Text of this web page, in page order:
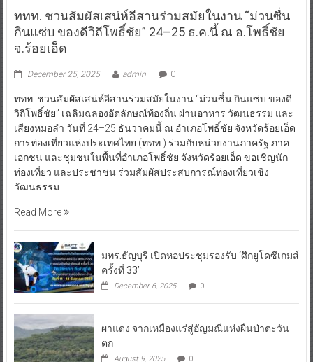
ททท. ชวนสัมผัสเสน่ห์อีสานร่วมสมัยในงาน “ม่วนซื่น
กินแซ่บ ของดีวิถีโพธิ์ชัย” 24–25 ธ.ค.นี้ ณ อ.โพธิ์ชัย
จ.ร้อยเอ็ด
December 25, 2025 admin 0
ททท. ชวนสัมผัสเสน่ห์อีสานร่วมสมัยในงาน “ม่วนซื่น กินแซ่บ ของดี
วิถีโพธิ์ชัย” เฉลิมฉลองอัตลักษณ์ท้องถิ่น ผ่านอาหาร วัฒนธรรม และ
เสียงหมอลำ วันที่ 24–25 ธันวาคมนี้ ณ อำเภอโพธิ์ชัย จังหวัดร้อยเอ็ด
การท่องเที่ยวแห่งประเทศไทย (ททท.) ร่วมกับหน่วยงานภาครัฐ ภาค
เอกชน และชุมชนในพื้นที่อำเภอโพธิ์ชัย จังหวัดร้อยเอ็ด ขอเชิญนัก
ท่องเที่ยว และประชาชน ร่วมสัมผัสประสบการณ์ท่องเที่ยวเชิง
วัฒนธรรม
Read More
มทร.ธัญบุรี เปิดหอประชุมรองรับ ‘ศึกยูโดซีเกมส์
ครั้งที่ 33’
December 6, 2025 0
ผาแดง จากเหมืองแร่สู่อัญมณีแห่งผืนป่าตะวัน
ตก
August 9, 2025 0